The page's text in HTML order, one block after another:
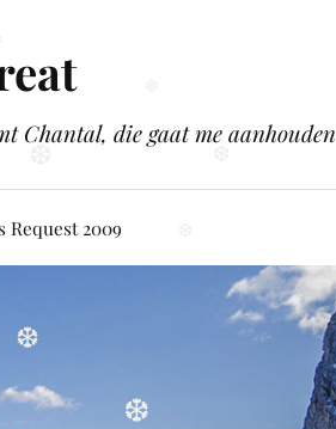
❆
❆
❆
❆
Chantal, die gaat me aanhouden
Request 2009